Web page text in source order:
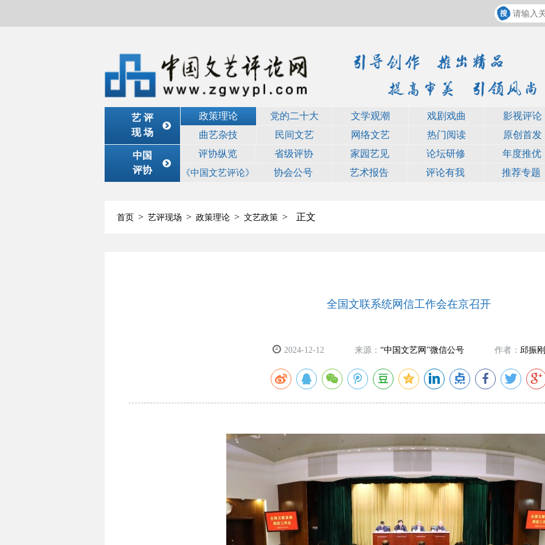
艺 评
现 场
政策理论 党的二十大 文学观潮 戏剧戏曲
影视评论
曲艺杂技
民间文艺 网络文艺 热门阅读
原创首发
中国
评协
评协纵览 省级评协 家园艺见 论坛研修 年度推优
《中国文艺评论》 协会公号 艺术报告 评论有我 推荐专题
首页 > 艺评现场 > 政策理论 > 文艺政策 > 正文
全国文联系统网信工作会在京召开
2024-12-12 来源： “中国文艺网”微信公号 作者： 邱振刚